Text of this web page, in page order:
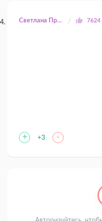
Светлана Прилуцкая 7624
+ +3 -